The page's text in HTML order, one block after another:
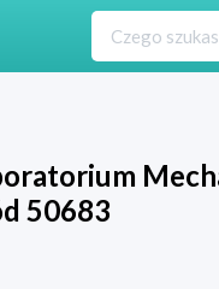
50683